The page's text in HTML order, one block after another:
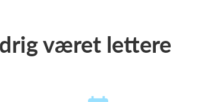
været lettere